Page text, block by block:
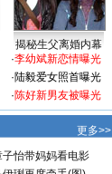
揭秘生父离婚内幕
·李幼斌新恋情曝光
·陆毅爱女照首曝光
·陈好新男友被曝光
更多>>
子怡带妈妈看电影